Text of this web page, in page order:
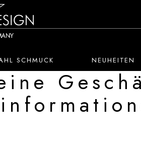
SCHMUCK NEUHEITEN